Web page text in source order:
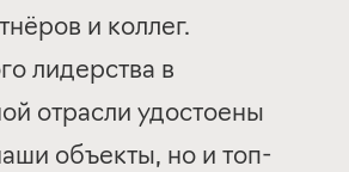
и коллег.
лидерства в
отрасли удостоены
объекты, но и топ-